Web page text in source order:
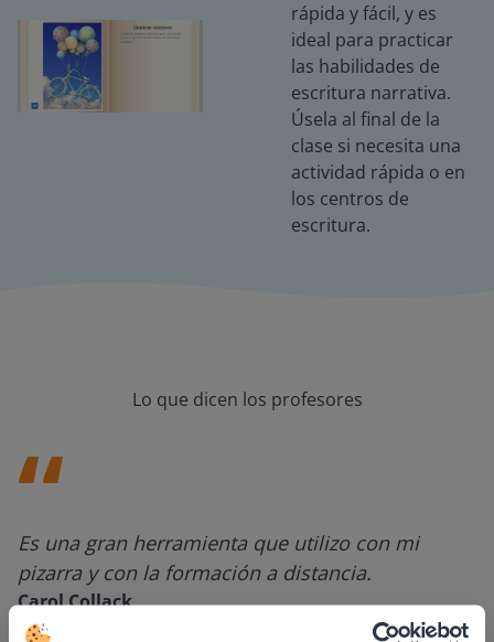
rápida y fácil, y es
ideal para practicar
las habilidades de
escritura narrativa.
Úsela al final de la
clase si necesita una
actividad rápida o en
los centros de
escritura.
Lo que dicen los profesores
Es una gran herramienta que utilizo con mi
pizarra y con la formación a distancia.
Carol Collack
Escuela primaria Frank Kim, Nevada